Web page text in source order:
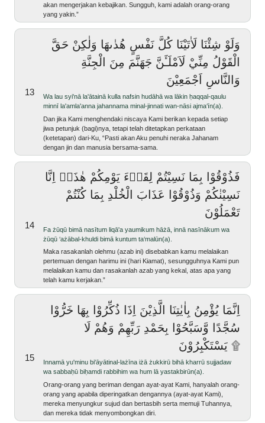
akan mengerjakan kebajikan. Sungguh, kami adalah orang-orang
yang yakin.”
13
وَلَوْ شِئْنَا لَاٰتَيْنَا كُلَّ نَفْسٍ هُدٰىهَا وَلٰكِنْ حَقَّ
الْقَوْلُ مِنِّيْ لَاَمْلَـَٔنَّ جَهَنَّمَ مِنَ الْجِنَّةِ
وَالنَّاسِ اَجْمَعِيْنَ
wa lau syi'nā la'ātainā kulla nafsin hudāhā wa lākin ḥaqqal-qaulu
minnī la'amla'anna jahannama minal-jinnati wan-nāsi ajma‘īn(a).
Dan jika Kami menghendaki niscaya Kami berikan kepada setiap
jiwa petunjuk (bagi)nya, tetapi telah ditetapkan perkataan
(ketetapan) dari-Ku, “Pasti akan Aku penuhi neraka Jahanam
dengan jin dan manusia bersama-sama.
14
فَذُوْقُوْا بِمَا نَسِيْتُمْ لِقَاۤءَ يَوْمِكُمْ هٰذَاۚ اِنَّا
نَسِيْنٰكُمْ وَذُوْقُوْا عَذَابَ الْخُلْدِ بِمَا كُنْتُمْ
تَعْمَلُوْنَ
fa żūqū bimā nasītum liqā'a yaumikum hāżā, innā nasīnākum wa
żūqū ‘ażābal-khuldi bimā kuntum ta‘malūn(a).
Maka rasakanlah olehmu (azab ini) disebabkan kamu melalaikan
pertemuan dengan harimu ini (hari Kiamat), sesungguhnya Kami pun
melalaikan kamu dan rasakanlah azab yang kekal, atas apa yang
telah kamu kerjakan.”
15
سُجَّدًا وَّسَبَّحُوْا بِحَمْدِ رَبِّهِمْ وَهُمْ لَا
يَسْتَكْبِرُوْنَ ۩
innamā yu'minu bi'āyātinal-lażīna iżā żukkirū bihā kharrū sujjadaw
wa sabbaḥū biḥamdi rabbihim wa hum lā yastakbirūn(a).
Orang-orang yang beriman dengan ayat-ayat Kami, hanyalah orang-
orang yang apabila diperingatkan dengannya (ayat-ayat Kami),
mereka menyungkur sujud dan bertasbih serta memuji Tuhannya,
dan mereka tidak menyombongkan diri.